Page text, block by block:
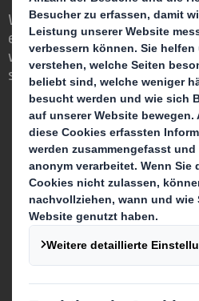
Wir sind anders, weil wir die
erkennen, dass
wichtige Rolle in der Welt um
spielen können.
Wer wir
Über DS
Über
Zusammenschluss
Unser